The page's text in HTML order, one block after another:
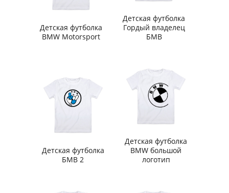
Детская футболка
BMW Motorsport
Детская футболка
Гордый владелец
БМВ
Детская футболка
БМВ 2
Детская футболка
BMW большой
логотип